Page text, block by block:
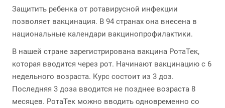
Защитить ребенка от ротавирусной инфекции
позволяет вакцинация. В 94 странах она внесена в
национальные календари вакцинопрофилактики.
В нашей стране зарегистрирована вакцина РотаТек,
которая вводится через рот. Начинают вакцинацию с 6
недельного возраста. Курс состоит из 3 доз.
Последняя 3 доза вводится не позднее возраста 8
месяцев. РотаТек можно вводить одновременно со